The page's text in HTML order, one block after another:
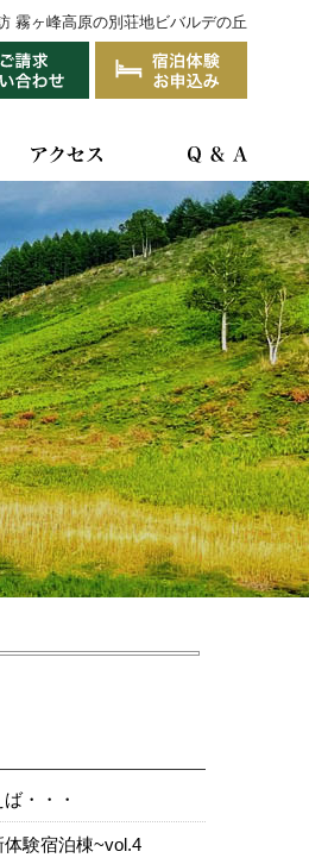
霧ヶ峰高原の別荘地ビバルデの丘
・・・
験宿泊棟~vol.4